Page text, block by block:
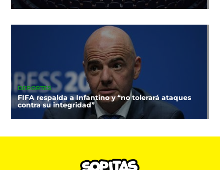
DEPORTES
FIFA respalda a Infantino y “no tolerará ataques
contra su integridad”